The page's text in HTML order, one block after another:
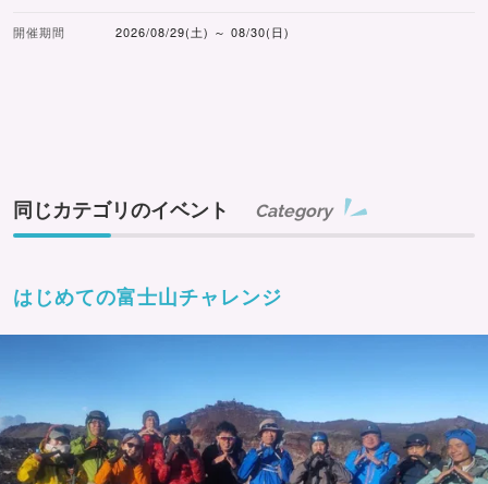
開催期間 2026/08/29(土) ～ 08/30(日)
同じカテゴリのイベント Category
はじめての富士山チャレンジ